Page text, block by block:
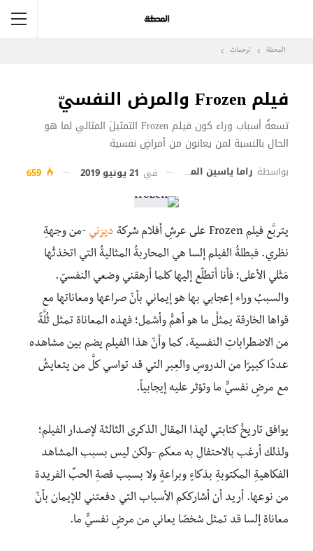
المحطة ترجمات
فيلم Frozen والمرض النفسيّ
تسعةُ أسباب وراء كون فيلم Frozen التمثيلَ المثالي لما هو
الحال بالنسبة لمن يعانون من أمراضٍ نفسية
بواسطة راما ياسين المقوسي في 21 يونيو 2019
يتربَّع فيلم Frozen على عرشِ أفلام شركة ديزني -من وجهةِ
نظري. فبطلةُ الفيلم إلسا هي المحاربةُ المثاليةُ التي اتخذتُها
مَثَلي الأعلى؛ فأنا أتطلّع إليها كلما أرهقني وضعي النفسيّ.
والسببُ وراء إعجابي بها هو إيماني بأنّ صراعها ومعاناتها مع
قواها الخارقة يمثلُ ما هو أهمُّ وأشمل؛ فهذه المعاناة تمثل ثُلَّةً
من الاضطراباتِ النفسية. كما وأنّ هذا الفيلم يضم بين مشاهده
عددًا كبيرًا من الدروسِ والعِبر التي قد تواسي كلَّ من يتعايشُ
مع مرضٍ نفسيٍّ ما وتؤثر عليه إيجابياً.
يوافق تاريخُ كتابتي لهذا المقال الذكرى الثالثة لإصدار الفيلم؛
ولذلك أرغب بالاحتفالِ به معكم -ولكن ليس بسبب المشاهد
الفكاهيةِ المكتوبةِ بذكاءٍ وبراعةٍ ولا بسبب قصةِ الحبِّ الفريدة
من نوعها. أريد أن أشارككم الأسباب التي دفعتني للإيمان بأنّ
معاناة إلسا قد تمثل شخصًا يعاني من مرضٍ نفسيٍّ ما.